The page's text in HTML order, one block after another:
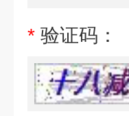
* 验证码：